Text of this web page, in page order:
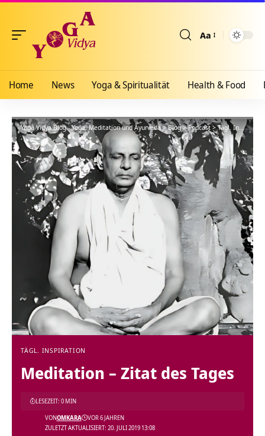
Aa
Home News Yoga & Spiritualität Health & Food
Yoga Vidya Blog - Yoga, Meditation und Ayurveda>Blog>Podcast>Tägl. Inspiration
TÄGL. INSPIRATION
Meditation – Zitat des Tages
ZULETZT AKTUALISIERT: 20. JULI 2019 13:08
VONOMKARA VOR 6 JAHREN
LESEZEIT: 0 MIN